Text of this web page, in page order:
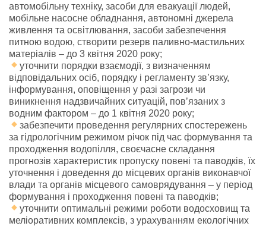
автомобільну техніку, засоби для евакуації людей,
мобільне насосне обладнання, автономні джерела
живлення та освітлювання, засоби забезпечення
питною водою, створити резерв паливно-мастильних
матеріалів – до 3 квітня 2020 року;
уточнити порядки взаємодії, з визначенням
відповідальних осіб, порядку і регламенту зв’язку,
інформування, оповіщення у разі загрози чи
виникнення надзвичайних ситуацій, пов’язаних з
водним фактором – до 1 квітня 2020 року;
забезпечити проведення регулярних спостережень
за гідрологічним режимом річок під час формування та
проходження водопілля, своєчасне складання
прогнозів характеристик пропуску повені та паводків, їх
уточнення і доведення до місцевих органів виконавчої
влади та органів місцевого самоврядування – у період
формування і проходження повені та паводків;
уточнити оптимальні режими роботи водосховищ та
меліоративних комплексів, з урахуванням екологічних